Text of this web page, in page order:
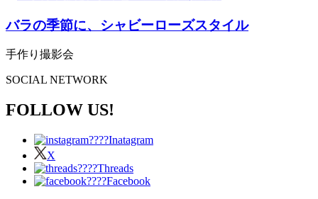
バラの季節に、シャビーローズスタイル
手作り撮影会
SOCIAL NETWORK
FOLLOW US!
Inatagram
X
Threads
Facebook